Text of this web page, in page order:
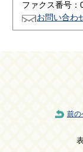
ファクス番号
お問い合わ
前の